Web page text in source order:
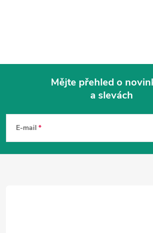
Mějte přehled o
a slevách
E-mail